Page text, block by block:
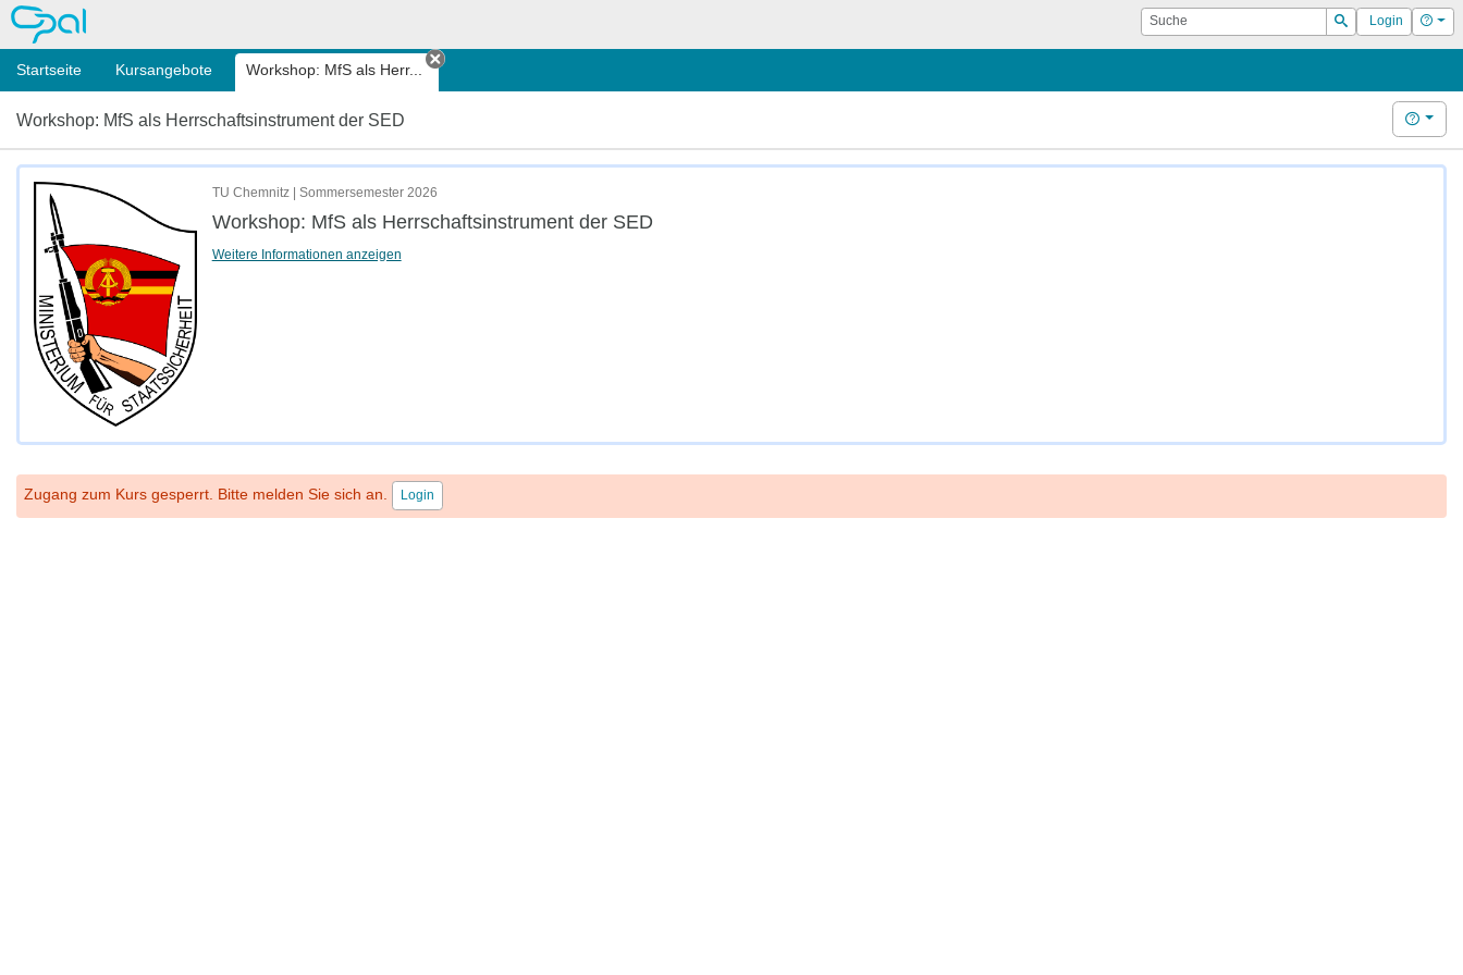
OPAL Suche
Suchen
Login Hilfe
Startseite Kursangebote Workshop: MfS als Herr...
Tab schließen
Workshop: MfS als Herrschaftsinstrument der SED Hilfe
TU Chemnitz | Sommersemester 2026
Workshop: MfS als Herrschaftsinstrument der SED
Weitere Informationen anzeigen
Zugang zum Kurs gesperrt. Bitte melden Sie sich an. Login